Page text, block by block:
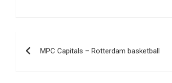
navigatie
MPC Capitals – Rotterdam basketball